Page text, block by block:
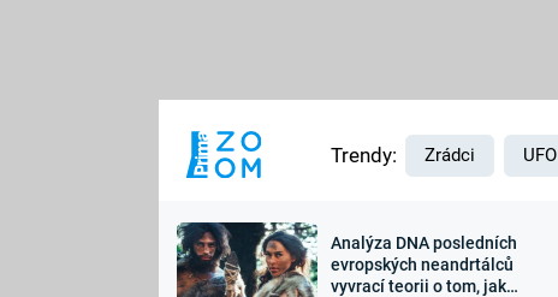
Výročí
Trendy: Zrádci UFO
Analýza DNA posledních
evropských neandrtálců
vyvrací teorii o tom, jak